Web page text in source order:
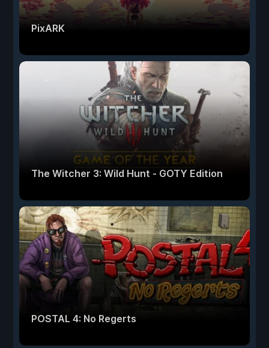
PixARK
The Witcher 3: Wild Hunt - GOTY Edition
POSTAL 4: No Regerts